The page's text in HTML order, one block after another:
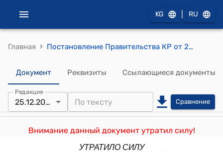
KG RU
Главная › Постановление Правительства КР от 25 декабря 2009 года № 812 "О проекте Закона Кыргызской Республики "Общий технический регламент "О безопасности питьевой воды"
Документ Реквизиты Ссылающиеся документы
Редакция
25.12.2009 Сравнение
Внимание данный документ утратил силу!